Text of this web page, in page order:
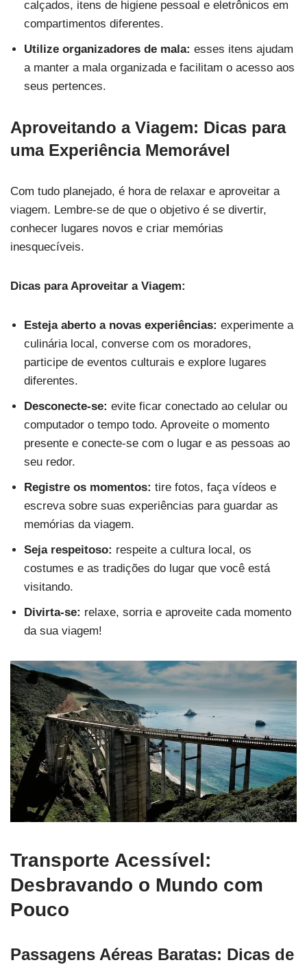
calçados, itens de higiene pessoal e eletrônicos em
compartimentos diferentes.
Utilize organizadores de mala: esses itens ajudam
a manter a mala organizada e facilitam o acesso aos
seus pertences.
Aproveitando a Viagem: Dicas para
uma Experiência Memorável
Com tudo planejado, é hora de relaxar e aproveitar a
viagem. Lembre-se de que o objetivo é se divertir,
conhecer lugares novos e criar memórias
inesquecíveis.
Dicas para Aproveitar a Viagem:
Esteja aberto a novas experiências: experimente a
culinária local, converse com os moradores,
participe de eventos culturais e explore lugares
diferentes.
Desconecte-se: evite ficar conectado ao celular ou
computador o tempo todo. Aproveite o momento
presente e conecte-se com o lugar e as pessoas ao
seu redor.
Registre os momentos: tire fotos, faça vídeos e
escreva sobre suas experiências para guardar as
memórias da viagem.
Seja respeitoso: respeite a cultura local, os
costumes e as tradições do lugar que você está
visitando.
Divirta-se: relaxe, sorria e aproveite cada momento
da sua viagem!
Transporte Acessível:
Desbravando o Mundo com
Pouco
Passagens Aéreas Baratas: Dicas de